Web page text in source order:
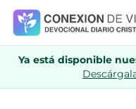
Ya está disponible